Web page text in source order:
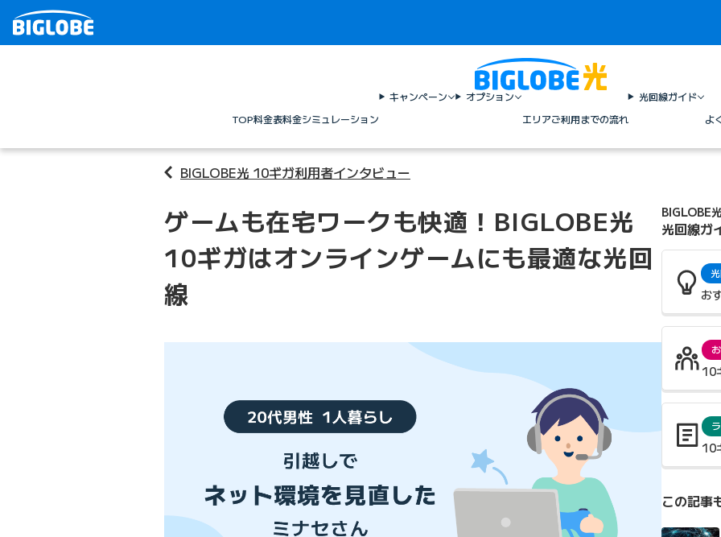
TOP料金表料金シミュレーション
キャンペーン
オプション
エリアご利用までの流れ
光回線ガイド
よ
BIGLOBE光 10ギガ利用者インタビュー
ゲームも在宅ワークも快適！BIGLOBE光
10ギガはオンラインゲームにも最適な光回
線
BIGLOBE光
光回線ガ
お
10
10
この記事